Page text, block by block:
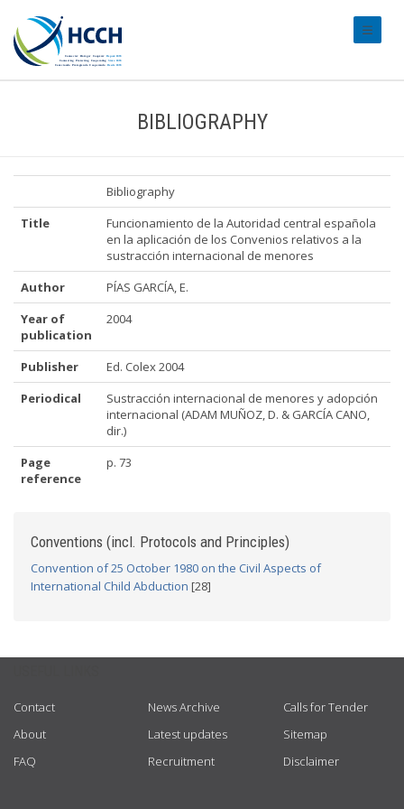
BIBLIOGRAPHY
Bibliography
Title
Funcionamiento de la Autoridad central española
en la aplicación de los Convenios relativos a la
sustracción internacional de menores
Author
PÍAS GARCÍA, E.
Year of
publication
2004
Publisher
Ed. Colex 2004
Periodical
Sustracción internacional de menores y adopción
internacional (ADAM MUÑOZ, D. & GARCÍA CANO,
dir.)
Page
reference
p. 73
Conventions (incl. Protocols and Principles)
Convention of 25 October 1980 on the Civil Aspects of
International Child Abduction [28]
Contact
About
FAQ
News Archive
Latest updates
Recruitment
Calls for Tender
Sitemap
Disclaimer